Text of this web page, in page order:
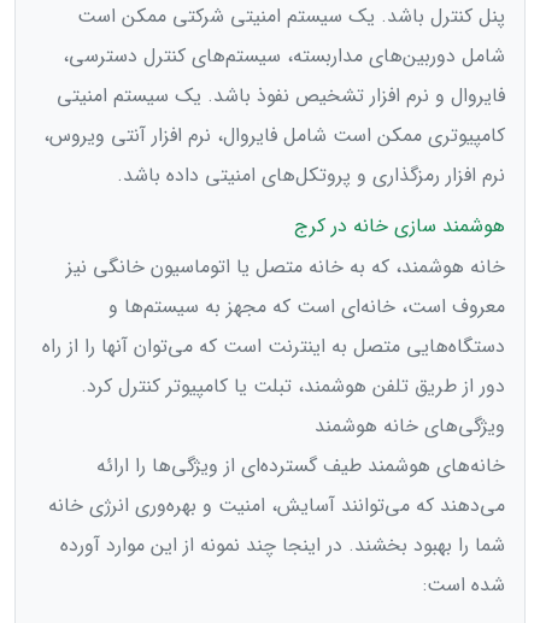
پنل کنترل باشد. یک سیستم امنیتی شرکتی ممکن است
شامل دوربین‌های مداربسته، سیستم‌های کنترل دسترسی،
فایروال و نرم افزار تشخیص نفوذ باشد. یک سیستم امنیتی
کامپیوتری ممکن است شامل فایروال، نرم افزار آنتی ویروس،
نرم افزار رمزگذاری و پروتکل‌های امنیتی داده باشد.
هوشمند سازی خانه در کرج
خانه هوشمند، که به خانه متصل یا اتوماسیون خانگی نیز
معروف است، خانه‌ای است که مجهز به سیستم‌ها و
دستگاه‌هایی متصل به اینترنت است که می‌توان آنها را از راه
دور از طریق تلفن هوشمند، تبلت یا کامپیوتر کنترل کرد.
ویژگی‌های خانه هوشمند
خانه‌های هوشمند طیف گسترده‌ای از ویژگی‌ها را ارائه
می‌دهند که می‌توانند آسایش، امنیت و بهره‌وری انرژی خانه
شما را بهبود بخشند. در اینجا چند نمونه از این موارد آورده
شده است: